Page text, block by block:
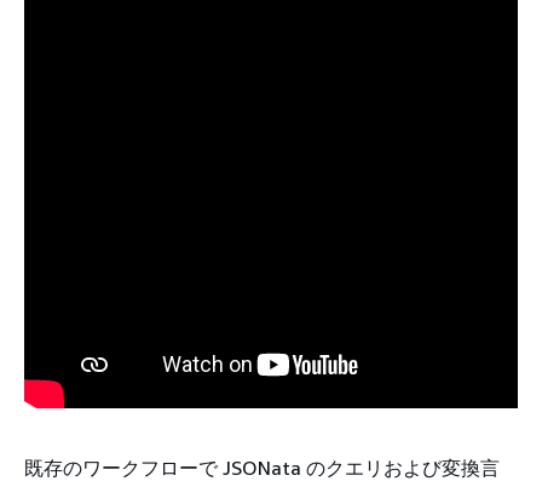
既存のワークフローで JSONata のクエリおよび変換言